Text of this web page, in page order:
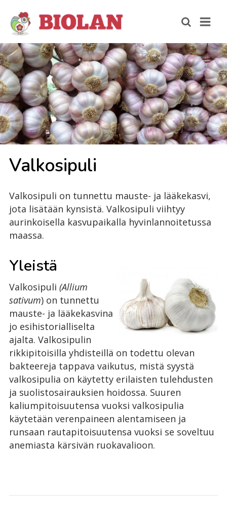
Val­ko­si­pu­li
Valkosipuli on tunnettu mauste- ja lääkekasvi,
jota lisätään kynsistä. Valkosipuli viihtyy
aurinkoisella kasvupaikalla hyvinlannoitetussa
maassa.
Yleistä
Valkosipuli (Allium
sativum) on tunnettu
mauste- ja lääkekasvina
jo esihistorialliselta
ajalta. Valkosipulin
rikkipitoisilla yhdisteillä on todettu olevan
bakteereja tappava vaikutus, mistä syystä
valkosipulia on käytetty erilaisten tulehdusten
ja suolistosairauksien hoidossa. Suuren
kaliumpitoisuutensa vuoksi valkosipulia
käytetään verenpaineen alentamiseen ja
runsaan rautapitoisuutensa vuoksi se soveltuu
anemiasta kärsivän ruokavalioon.